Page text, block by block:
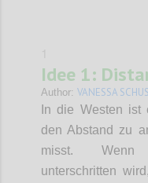
Idee 1:
Author: VANESSA
In die Westen ist
den Abstand zu
misst. Wenn
unterschritten